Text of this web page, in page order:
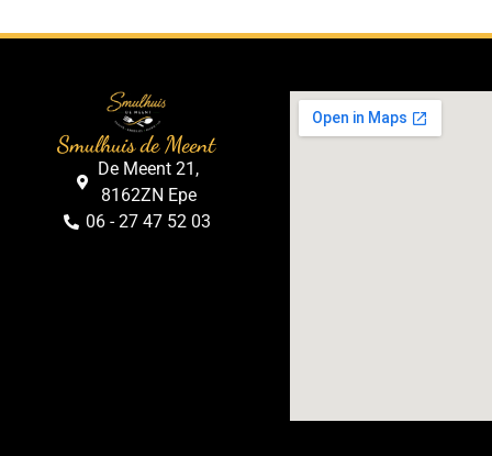
Smulhuis de Meent
De Meent 21,
8162ZN Epe
06 - 27 47 52 03